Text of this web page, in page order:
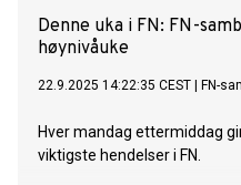
Denne uka i FN: FN-
høynivåuke
22.9.2025 14:22:35 CEST FN-
Hver mandag ettermiddag
viktigste hendelser i FN.